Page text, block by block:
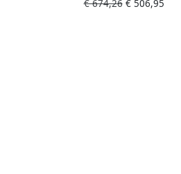
40cm mat zwart
€ 674,26€ 506,95